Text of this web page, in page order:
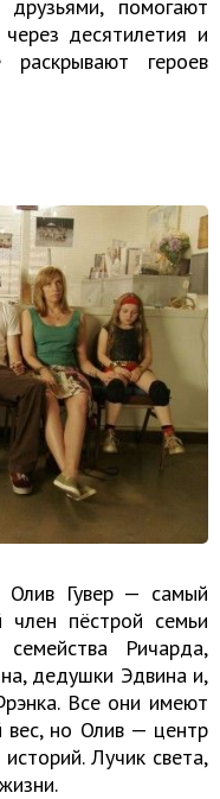
помогают
десятилетия и
героев
Олив Гувер — самый
пёстрой семьи
Ричарда,
дедушки Эдвина и,
Все они имеют
вес, но Олив — центр
Лучик света,